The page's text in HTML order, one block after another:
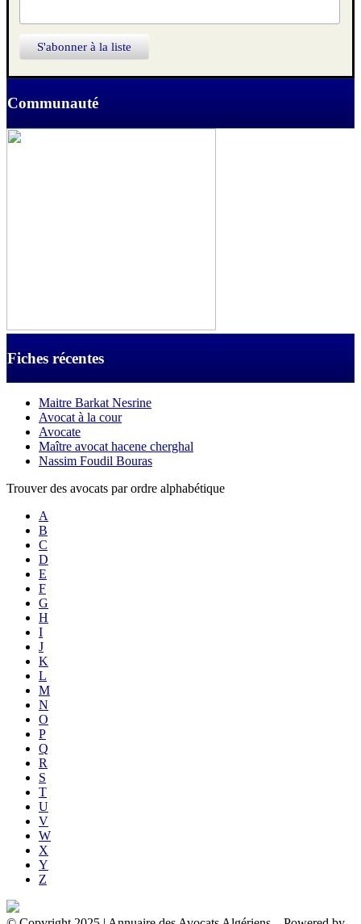
Communauté
Fiches récentes
Maitre Barkat Nesrine
Avocat à la cour
Avocate
Maître avocat hacene cherghal
Nassim Foudil Bouras
Trouver des avocats par ordre alphabétique
A
B
C
D
E
F
G
H
I
J
K
L
M
N
O
P
Q
R
S
T
U
V
W
X
Y
Z